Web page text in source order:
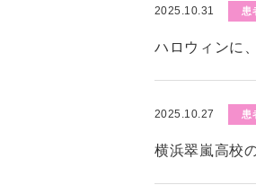
2025.10.31 患
ハロウィンに
2025.10.27 患
横浜翠嵐高校